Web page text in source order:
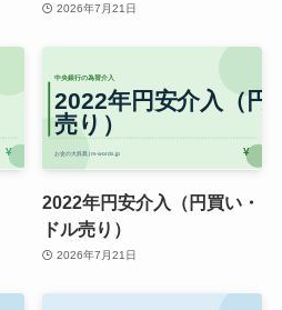
2026年7月21日
2022年円安介入（円買い・
ドル売り）
2026年7月21日